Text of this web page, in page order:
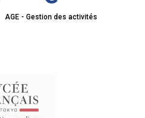
AGE - Gestion des activités